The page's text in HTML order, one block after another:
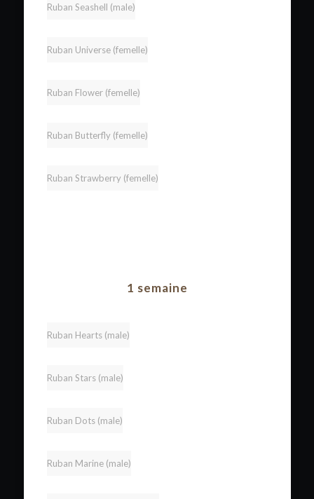
Ruban Seashell (male)
Ruban Universe (femelle)
Ruban Flower (femelle)
Ruban Butterfly (femelle)
Ruban Strawberry (femelle)
1 semaine
Ruban Hearts (male)
Ruban Stars (male)
Ruban Dots (male)
Ruban Marine (male)